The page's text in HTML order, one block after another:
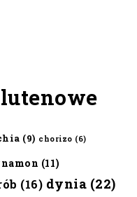
(9) chorizo (6)
(11)
(16) dynia (22)